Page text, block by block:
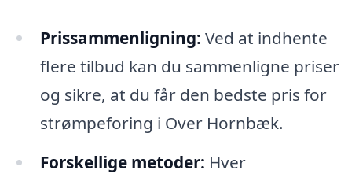
Prissammenligning: Ved at indhente
flere tilbud kan du sammenligne priser
og sikre, at du får den bedste pris for
strømpeforing i Over Hornbæk.
Forskellige metoder: Hver